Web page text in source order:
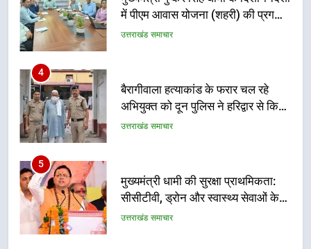
अभियुक्त को दून पुलिस ने हरिद्वार से किया
गिरफ्तार
उत्तराखंड समाचार
5
मुख्यमंत्री धामी की सुरक्षा प्राथमिकता:
सीसीटीवी, ड्रोन और स्वास्थ्य सेवाओं के
बीच शिवभक्तों के लिए बनाया सुरक्षित
उत्तराखंड समाचार
6
एसआईआर प्रक्रिया की निगरानी के लिए
प्रदेश कांग्रेस मुख्यालय में कंट्रोल रूम
का शुभारंभ
उत्तराखंड समाचार